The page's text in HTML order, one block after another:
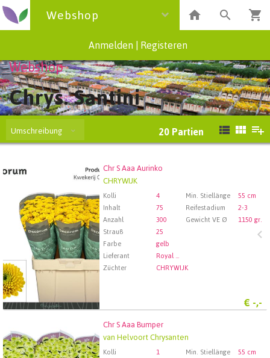
Webshop
Anmelden Registeren
Webshop
Chrys. Santini
Umschreibung 20 Partien
Chr S Aaa Aurinko
CHRYWIJK
Kolli 4 Min. Stiellänge
55 cm
Inhalt
75 Reifestadium
2-3
Anzahl
300 Gewicht VE Ø
1150 gr.
Strauß
25
Farbe
gelb
Lieferant
Royal FloraHolland Aalsmeer
Züchter
CHRYWIJK
€ -,-
Chr S Aaa Aurinko
Wählen Sie zuerst ein Abfartdatum.
Chr S Aaa Bumper
van Helvoort Chrysanten
Kolli 1 Min. Stiellänge
55 cm
Chr S Aaa Bumper
Wählen Sie zuerst ein Abfartdatum.